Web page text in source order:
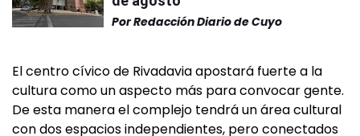
PorRedacción Diario de Cuyo
El centro cívico de Rivadavia apostará fuerte a la
cultura como un aspecto más para convocar gente.
De esta manera el complejo tendrá un área cultural
con dos espacios independientes, pero conectados